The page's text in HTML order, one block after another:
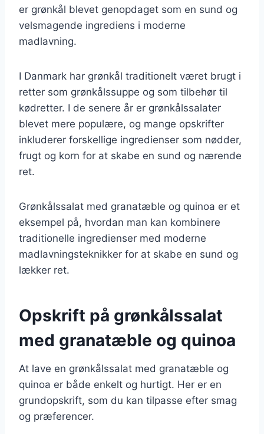
er grønkål blevet genopdaget som en sund og
velsmagende ingrediens i moderne
madlavning.
I Danmark har grønkål traditionelt været brugt i
retter som grønkålssuppe og som tilbehør til
kødretter. I de senere år er grønkålssalater
blevet mere populære, og mange opskrifter
inkluderer forskellige ingredienser som nødder,
frugt og korn for at skabe en sund og nærende
ret.
Grønkålssalat med granatæble og quinoa er et
eksempel på, hvordan man kan kombinere
traditionelle ingredienser med moderne
madlavningsteknikker for at skabe en sund og
lækker ret.
Opskrift på grønkålssalat
med granatæble og quinoa
At lave en grønkålssalat med granatæble og
quinoa er både enkelt og hurtigt. Her er en
grundopskrift, som du kan tilpasse efter smag
og præferencer.